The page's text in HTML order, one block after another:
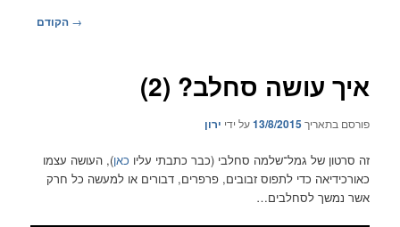
סחלב? (2)
13/8/2015 על ידיירון
גמל־שלמה סחלבי (כבר כתבתי עליוכאן), העושה עצמו
לתפוס זבובים, פרפרים, דבורים או למעשה כל חרק